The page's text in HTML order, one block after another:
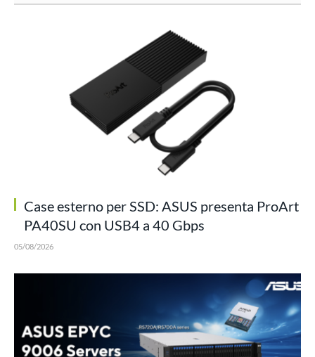
Case esterno per SSD: ASUS presenta ProArt
PA40SU con USB4 a 40 Gbps
05/08/2026